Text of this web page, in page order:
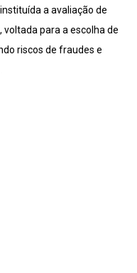
a avaliação de
para a escolha de
riscos de fraudes e